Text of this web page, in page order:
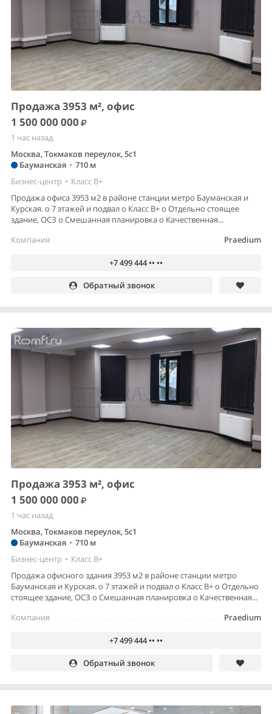
Продажа 3953 м², офис
1 500 000 000
1 час назад
Москва, Токмаков переулок, 5с1
Бауманская • 710 м
Бизнес-центр • Класс B+
Продажа офиса 3953 м2 в районе станции метро Бауманская и
Курская. o 7 этажей и подвал o Класс В+ o Отдельно стоящее
здание, ОСЗ o Смешанная планировка o Качественная...
Praedium
Компания
+7 499 444 •• ••
Обратный звонок
Продажа 3953 м², офис
1 500 000 000
1 час назад
Москва, Токмаков переулок, 5с1
Бауманская • 710 м
Бизнес-центр • Класс B+
Продажа офисного здания 3953 м2 в районе станции метро
Бауманская и Курская. o 7 этажей и подвал o Класс В+ o Отдельно
стоящее здание, ОСЗ o Смешанная планировка o Качественная...
Praedium
Компания
+7 499 444 •• ••
Обратный звонок